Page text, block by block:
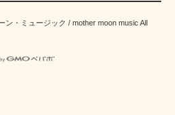
ン・ミュージック / mother moon music All